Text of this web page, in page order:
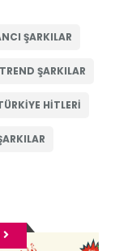
ŞARKILAR
ŞARKILAR
HITLERI